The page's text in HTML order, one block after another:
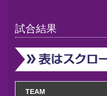
試合結果
TEAM